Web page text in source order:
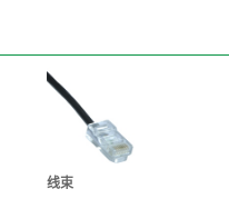
线束